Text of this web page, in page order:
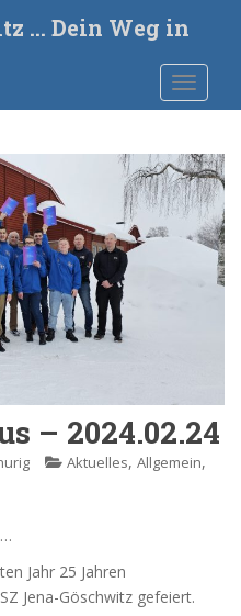
… Dein Weg in
– 2024.02.24
Aktuelles, Allgemein,
Jahr 25 Jahren
Jena-Göschwitz gefeiert.